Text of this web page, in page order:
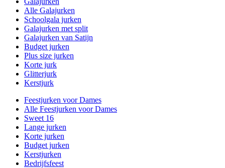
Alle Galajurken
Schoolgala jurken
Galajurken met split
Galajurken van Satijn
Budget jurken
Plus size jurken
Korte jurk
Glitterjurk
Kerstjurk
Feestjurken voor Dames
Alle Feestjurken voor Dames
Sweet 16
Lange jurken
Korte jurken
Budget jurken
Kerstjurken
Bedrijfsfeest